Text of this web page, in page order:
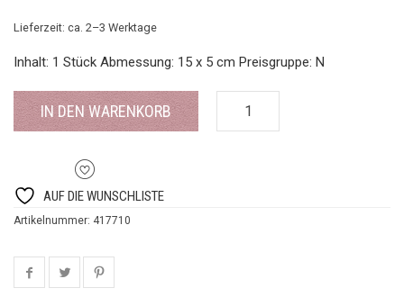
Lieferzeit: ca. 2–3 Werktage
Inhalt: 1 Stück Abmessung: 15 x 5 cm Preisgruppe: N
IN DEN WARENKORB
AUF DIE WUNSCHLISTE
Artikelnummer: 417710